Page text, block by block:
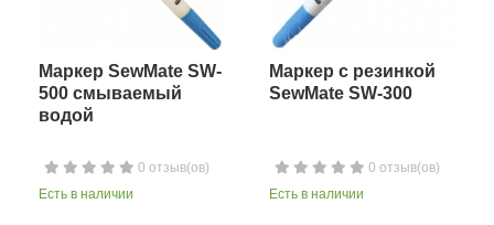
Маркер SewMate SW-
500 смываемый
водой
0 отзыв(ов)
Есть в наличии
Маркер с резинкой
SewMate SW-300
0 отзыв(ов)
Есть в наличии